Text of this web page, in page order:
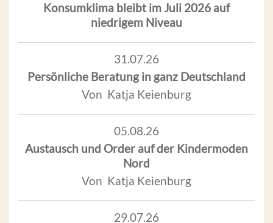
Konsumklima bleibt im Juli 2026 auf
niedrigem Niveau
31.07.26
Persönliche Beratung in ganz Deutschland
Von Katja Keienburg
05.08.26
Austausch und Order auf der Kindermoden
Nord
Von Katja Keienburg
29.07.26